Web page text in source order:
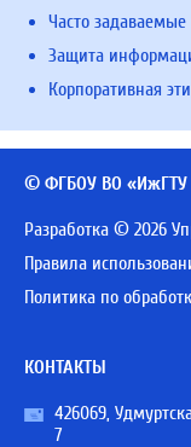
Часто задаваемые
Защита
Корпоративная
© ФГБОУ ВО «ИжГТУ
Разработка © 2026
Правила
Политика по
КОНТАКТЫ
426069,
7